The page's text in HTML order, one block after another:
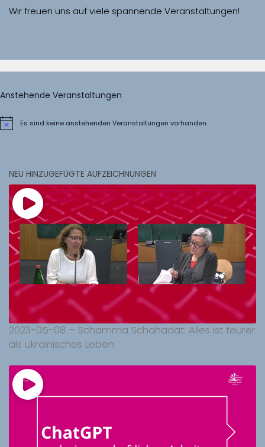
Wir freuen uns auf viele spannende Veranstaltungen!
Anstehende Veranstaltungen
HinweisEs sind keine anstehenden Veranstaltungen vorhanden.
NEU HINZUGEFÜGTE AUFZEICHNUNGEN
2023-05-08 – Schamma Schahadat: Alles ist teurer
als ukrainisches Leben